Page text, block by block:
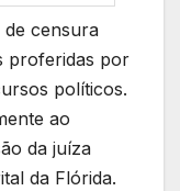
censura
proferidas por
políticos.
ao
da juíza
da Flórida.